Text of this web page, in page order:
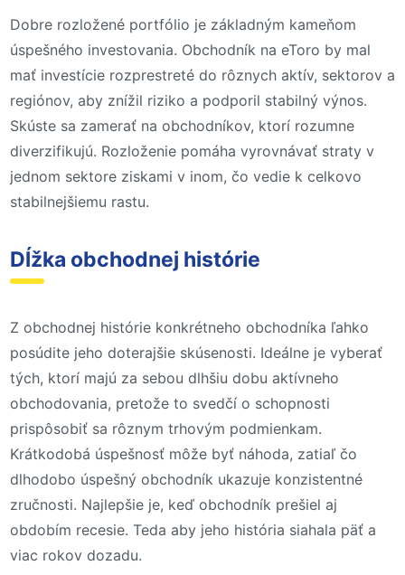
Dobre rozložené portfólio je základným kameňom
úspešného investovania. Obchodník na eToro by mal
mať investície rozprestreté do rôznych aktív, sektorov a
regiónov, aby znížil riziko a podporil stabilný výnos.
Skúste sa zamerať na obchodníkov, ktorí rozumne
diverzifikujú. Rozloženie pomáha vyrovnávať straty v
jednom sektore ziskami v inom, čo vedie k celkovo
stabilnejšiemu rastu.
Dĺžka obchodnej histórie
Z obchodnej histórie konkrétneho obchodníka ľahko
posúdite jeho doterajšie skúsenosti. Ideálne je vyberať
tých, ktorí majú za sebou dlhšiu dobu aktívneho
obchodovania, pretože to svedčí o schopnosti
prispôsobiť sa rôznym trhovým podmienkam.
Krátkodobá úspešnosť môže byť náhoda, zatiaľ čo
dlhodobo úspešný obchodník ukazuje konzistentné
zručnosti. Najlepšie je, keď obchodník prešiel aj
obdobím recesie. Teda aby jeho história siahala päť a
viac rokov dozadu.